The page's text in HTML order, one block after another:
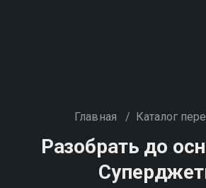
Главная / Каталог
Разобрать до